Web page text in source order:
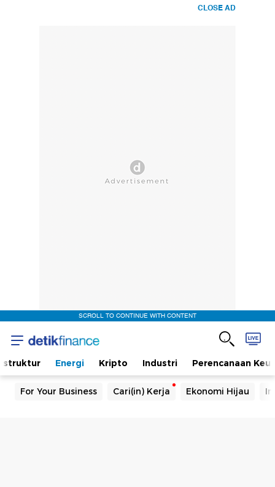
CLOSE AD
SCROLL TO CONTINUE WITH CONTENT
Energi Kripto Industri Perencanaan
For Your Business Cari(in) Kerja Ekonomi Hijau